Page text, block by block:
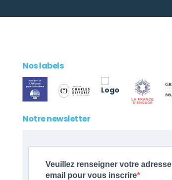
Nos labels
Notre newsletter
Veuillez renseigner votre adresse
email pour vous inscrire